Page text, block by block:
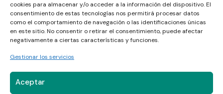
cookies para almacenar y/o acceder a la información del dispositivo. El
consentimiento de estas tecnologías nos permitirá procesar datos
como el comportamiento de navegación o las identificaciones únicas
en este sitio. No consentir o retirar el consentimiento, puede afectar
negativamente a ciertas características y funciones.
Gestionar los servicios
Aceptar
© 2026 carretillasklifman.com | Todos los derechos
Política de cookies (UE)